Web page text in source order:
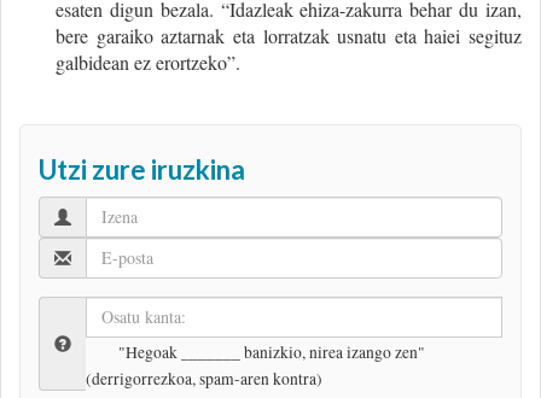
esaten digun bezala. “Idazleak ehiza-zakurra behar du izan,
bere garaiko aztarnak eta lorratzak usnatu eta haiei segituz
galbidean ez erortzeko”.
Utzi zure iruzkina
"Hegoak _______ banizkio, nirea izango zen"
(derrigorrezkoa, spam-aren kontra)